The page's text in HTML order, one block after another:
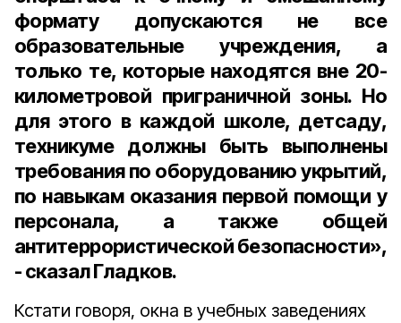
формату допускаются не все
образовательные учреждения, а
только те, которые находятся вне 20-
километровой приграничной зоны. Но
для этого в каждой школе, детсаду,
техникуме должны быть выполнены
требования по оборудованию укрытий,
по навыкам оказания первой помощи у
персонала, а также общей
антитеррористической безопасности»,
- сказал Гладков.
Кстати говоря, окна в учебных заведениях